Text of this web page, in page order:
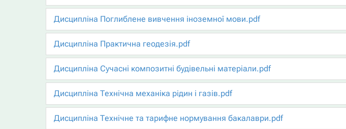
Дисципліна Поглиблене вивчення іноземної мови.pdf
Дисципліна Практична геодезія.pdf
Дисципліна Сучасні композитні будівельні матеріали.pdf
Дисципліна Технічна механіка рідин і газів.pdf
Дисципліна Технічне та тарифне нормування бакалаври.pdf